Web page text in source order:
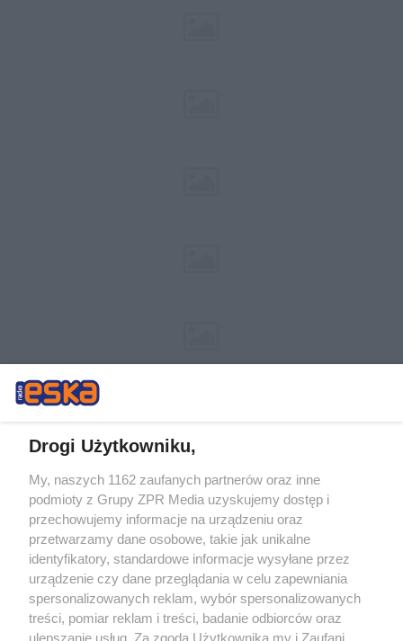
Żaden utwór zamieszczony w serwisie nie może być powielany i
rozpowszechniany lub dalej rozpowszechniany w jakikolwiek sposób (w
tym także elektroniczny lub mechaniczny) na jakimkolwiek polu
eksploatacji w jakiejkolwiek formie, włącznie z umieszczaniem w
Internecie bez pisemnej zgody właściciela praw. Jakiekolwiek użycie lub
wykorzystanie utworów w całości lub w części z naruszeniem prawa,
tzn. bez właściwej zgody, jest zabronione pod groźbą kary i może być
ścigane prawnie.
Drogi Użytkowniku,
My, naszych 1162 zaufanych partnerów oraz inne
podmioty z Grupy ZPR Media uzyskujemy dostęp i
przechowujemy informacje na urządzeniu oraz
przetwarzamy dane osobowe, takie jak unikalne
identyfikatory, standardowe informacje wysyłane przez
urządzenie czy dane przeglądania w celu zapewniania
spersonalizowanych reklam, wybór spersonalizowanych
treści, pomiar reklam i treści, badanie odbiorców oraz
ulepszanie usług. Za zgodą Użytkownika my i Zaufani